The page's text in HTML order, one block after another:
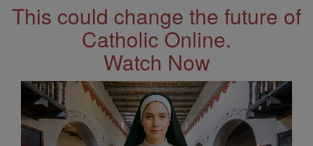
This could change the future of
Catholic Online.
Watch Now